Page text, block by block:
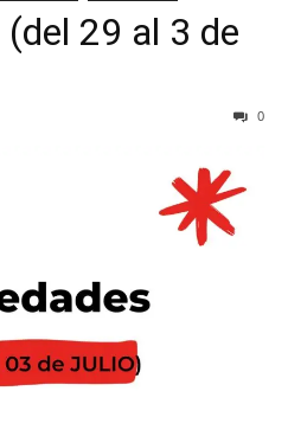
(del 29 al 3 de
0